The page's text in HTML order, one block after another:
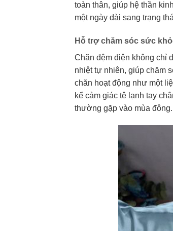
toàn thân, giúp hệ thần
một ngày dài sang trạng
Hỗ trợ chăm sóc sức
Chăn đệm điện không chỉ
nhiệt tự nhiên, giúp chăm
chăn hoạt động như một
kể cảm giác tê lạnh tay
thường gặp vào mùa đông.